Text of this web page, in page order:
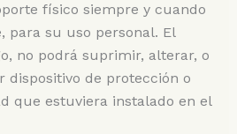
físico siempre y cuando
para su uso personal. El
no podrá suprimir, alterar, o
de protección o
que estuviera instalado en el